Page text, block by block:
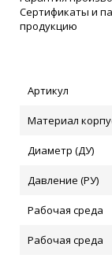
Сертификаты и
продукцию
Артикул
Материал
Диаметр (ДУ)
Давление (РУ)
Рабочая среда
Рабочая среда